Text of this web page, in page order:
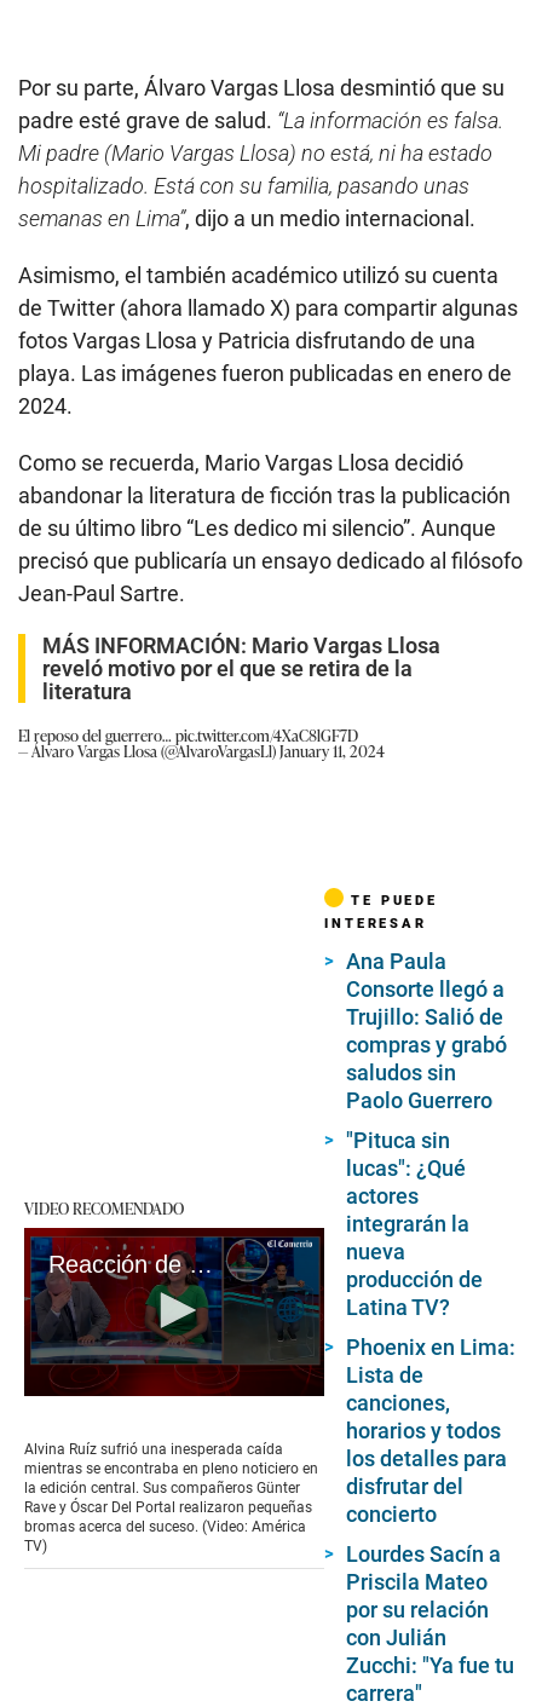
Por su parte, Álvaro Vargas Llosa desmintió que su
padre esté grave de salud. “La información es falsa.
Mi padre (Mario Vargas Llosa) no está, ni ha estado
hospitalizado. Está con su familia, pasando unas
semanas en Lima”, dijo a un medio internacional.
Asimismo, el también académico utilizó su cuenta
de Twitter (ahora llamado X) para compartir algunas
fotos Vargas Llosa y Patricia disfrutando de una
playa. Las imágenes fueron publicadas en enero de
2024.
Como se recuerda, Mario Vargas Llosa decidió
abandonar la literatura de ficción tras la publicación
de su último libro “Les dedico mi silencio”. Aunque
precisó que publicaría un ensayo dedicado al filósofo
Jean-Paul Sartre.
MÁS INFORMACIÓN: Mario Vargas Llosa
reveló motivo por el que se retira de la
literatura
El reposo del guerrero… pic.twitter.com/4XaC8lGF7D
— Álvaro Vargas Llosa (@AlvaroVargasLl)January 11, 2024
VIDEO RECOMENDADO
Reacción de Günter Rave y Óscar Del Portal tras caída de Alvina Ruíz | VIDEO
of
44
seconds
Alvina Ruíz sufrió una inesperada caída
mientras se encontraba en pleno noticiero en
la edición central. Sus compañeros Günter
Rave y Óscar Del Portal realizaron pequeñas
bromas acerca del suceso. (Video: América
TV)
TE PUEDE
INTERESAR
Ana Paula
Consorte llegó a
Trujillo: Salió de
compras y grabó
saludos sin
Paolo Guerrero
"Pituca sin
lucas": ¿Qué
actores
integrarán la
nueva
producción de
Latina TV?
Phoenix en Lima:
Lista de
canciones,
horarios y todos
los detalles para
disfrutar del
concierto
Lourdes Sacín a
Priscila Mateo
por su relación
con Julián
Zucchi: "Ya fue tu
carrera"